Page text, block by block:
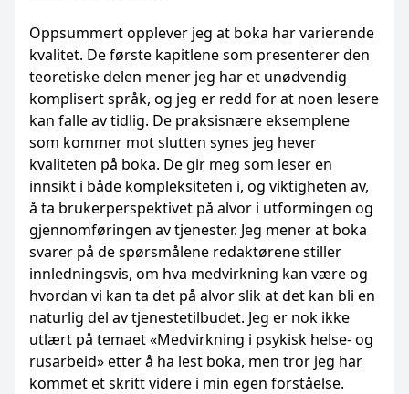
Oppsummert opplever jeg at boka har varierende
kvalitet. De første kapitlene som presenterer den
teoretiske delen mener jeg har et unødvendig
komplisert språk, og jeg er redd for at noen lesere
kan falle av tidlig. De praksisnære eksemplene
som kommer mot slutten synes jeg hever
kvaliteten på boka. De gir meg som leser en
innsikt i både kompleksiteten i, og viktigheten av,
å ta brukerperspektivet på alvor i utformingen og
gjennomføringen av tjenester. Jeg mener at boka
svarer på de spørsmålene redaktørene stiller
innledningsvis, om hva medvirkning kan være og
hvordan vi kan ta det på alvor slik at det kan bli en
naturlig del av tjenestetilbudet. Jeg er nok ikke
utlært på temaet «Medvirkning i psykisk helse- og
rusarbeid» etter å ha lest boka, men tror jeg har
kommet et skritt videre i min egen forståelse.